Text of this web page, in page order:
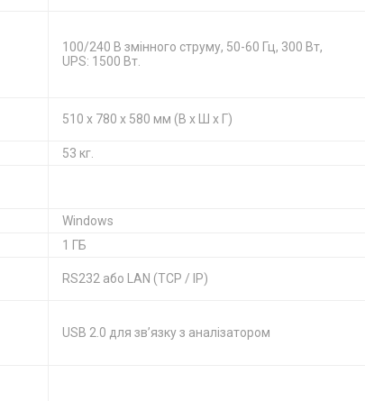
100/240 В змінного струму, 50-60 Гц, 300 Вт,
UPS: 1500 Вт.
510 x 780 x 580 мм (В x Ш x Г)
53 кг.
Windows
1 ГБ
RS232 або LAN (TCP / IP)
USB 2.0 для зв’язку з аналізатором